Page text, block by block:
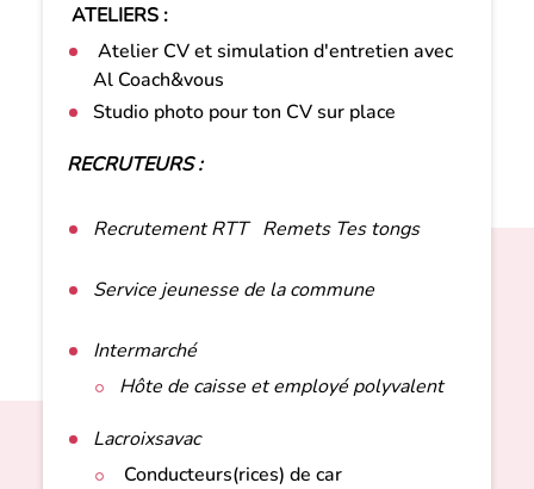
ATELIERS :
Atelier CV et simulation d'entretien avec
Al Coach&vous
Studio photo pour ton CV sur place
RECRUTEURS :
Recrutement RTT Remets Tes tongs
Service jeunesse de la commune
Intermarché
Hôte de caisse et employé polyvalent
Lacroixsavac
Conducteurs(rices) de car